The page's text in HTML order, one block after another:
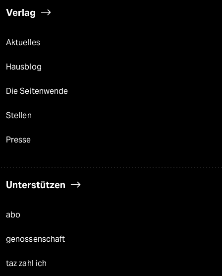
Verlag
Aktuelles
Hausblog
Die Seitenwende
Stellen
Presse
Unterstützen
abo
genossenschaft
taz zahl ich